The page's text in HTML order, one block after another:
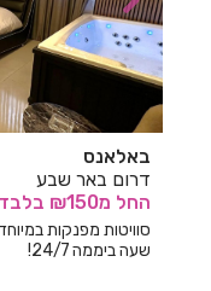
חדרים לפי שעה
חדרים לפי שעה
חדרים לפי שעה
חדרים לפי שעה
חדרים לפי שעה
חדרים לפי שעה
באלאנס
דרום באר שבע
החל מ₪150 בלבד
סוויטות מפנקות
שעה ביממה 24/7!